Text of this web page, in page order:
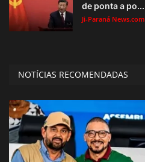
de ponta a po...
Ji-Paraná News.com
NOTÍCIAS RECOMENDADAS